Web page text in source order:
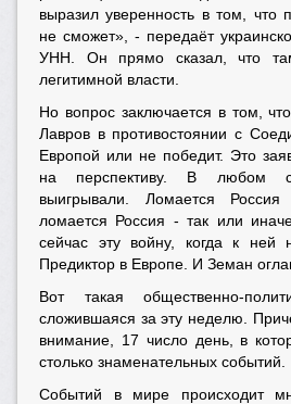
выразил уверенность в том, что
не сможет», - передаёт
УНН. Он прямо сказал, что
легитимной власти.
Но вопрос заключается в том,
Лавров в противостоянии с
Европой или не победит. Это
на перспективу. В любом
выигрывали. Ломается
ломается Россия - так или
сейчас эту войну, когда к ней
Предиктор в Европе. И Земан
Вот такая общественно-
сложившаяся за эту неделю.
внимание, 17 число день, в
столько знаменательных событий.
Событий в мире происходит